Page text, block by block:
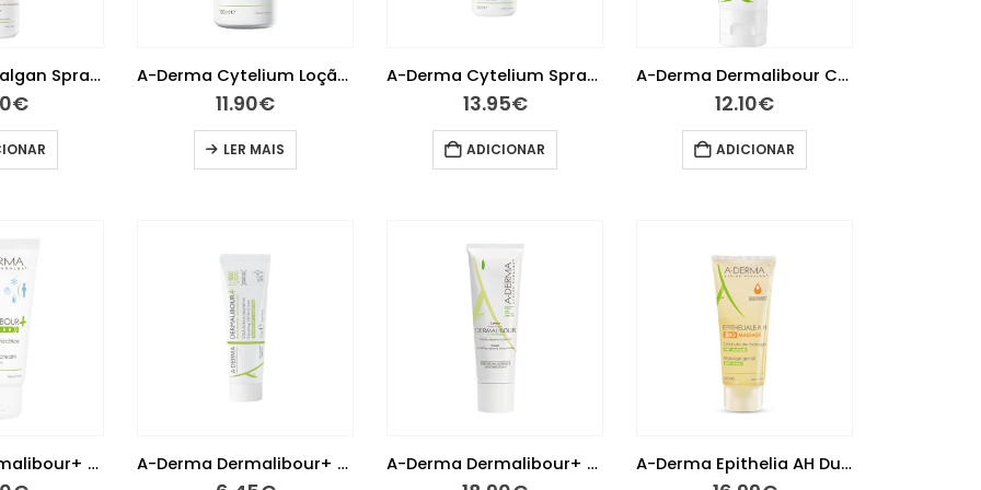
A-Derma Cutalgan Spray Refrescante Calmante 100ml
€
A-Derma Cytelium Loção 100ml
11.90€
LER MAIS
A-Derma Cytelium Spray Secante 100 ml
13.95€
ADICIONAR
A-Derma Dermalibour Creme Reparador 50 ml
12.10€
ADICIONAR
A-Derma Dermalibour+ Creme Barreira 50ml A-Derma Dermalibour+ Creme Cicatrizante Reparador 15Ml A-Derma Dermalibour+ Creme Reparador 100ml A-Derma Epithelia AH Duo Gel-Óleo de Massagem 100ml